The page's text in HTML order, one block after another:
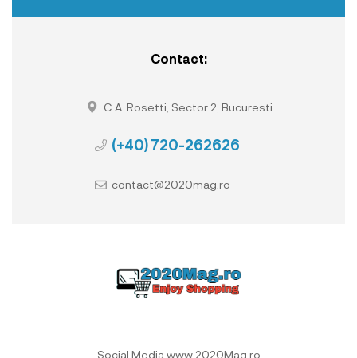
Contact:
C.A. Rosetti, Sector 2, Bucuresti
(+40) 720-262626
contact@2020mag.ro
Social Media www.2020Mag.ro